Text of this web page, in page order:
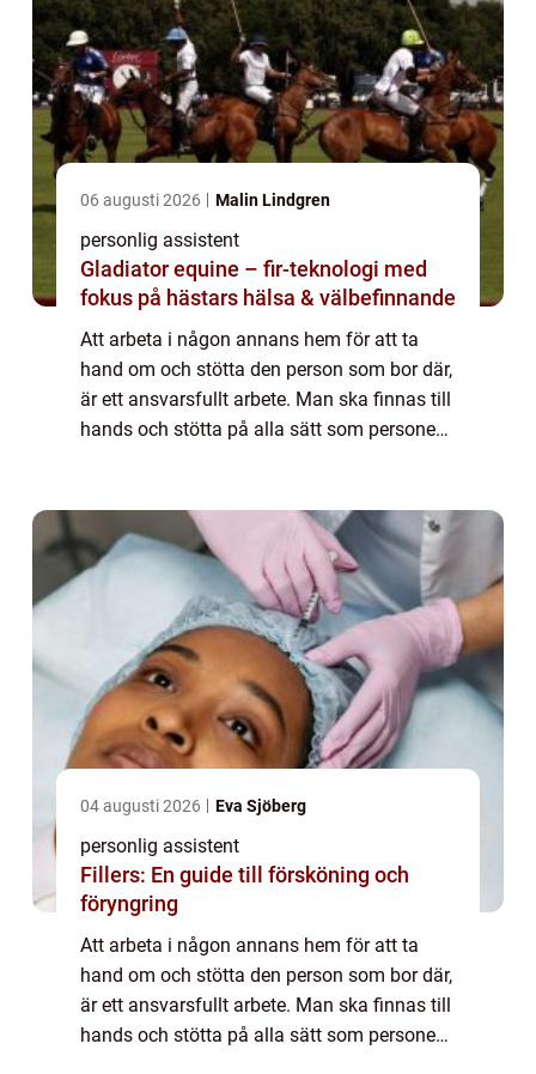
06 augusti 2026 Malin Lindgren
personlig assistent
Gladiator equine – fir-teknologi med
fokus på hästars hälsa & välbefinnande
Att arbeta i någon annans hem för att ta
hand om och stötta den person som bor där,
är ett ansvarsfullt arbete. Man ska finnas till
hands och stötta på alla sätt som personen
04 augusti 2026 Eva Sjöberg
personlig assistent
Fillers: En guide till försköning och
föryngring
Att arbeta i någon annans hem för att ta
hand om och stötta den person som bor där,
är ett ansvarsfullt arbete. Man ska finnas till
hands och stötta på alla sätt som personen